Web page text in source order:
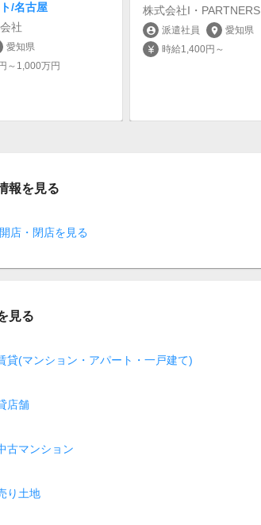
/名古屋
社
愛知県
～1,000万円
株式会社I・PARTNERS
account_circle 派遣社員 location_on 愛知県
currency_yen 時給1,400円～
報を見る
店・閉店を見る
見る
貸(マンション・アパート・一戸建て)
店舗
古マンション
り土地